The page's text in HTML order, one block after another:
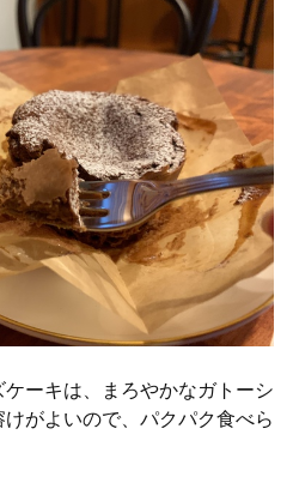
ーキは、まろやかなガトーシ
がよいので、パクパク食べら